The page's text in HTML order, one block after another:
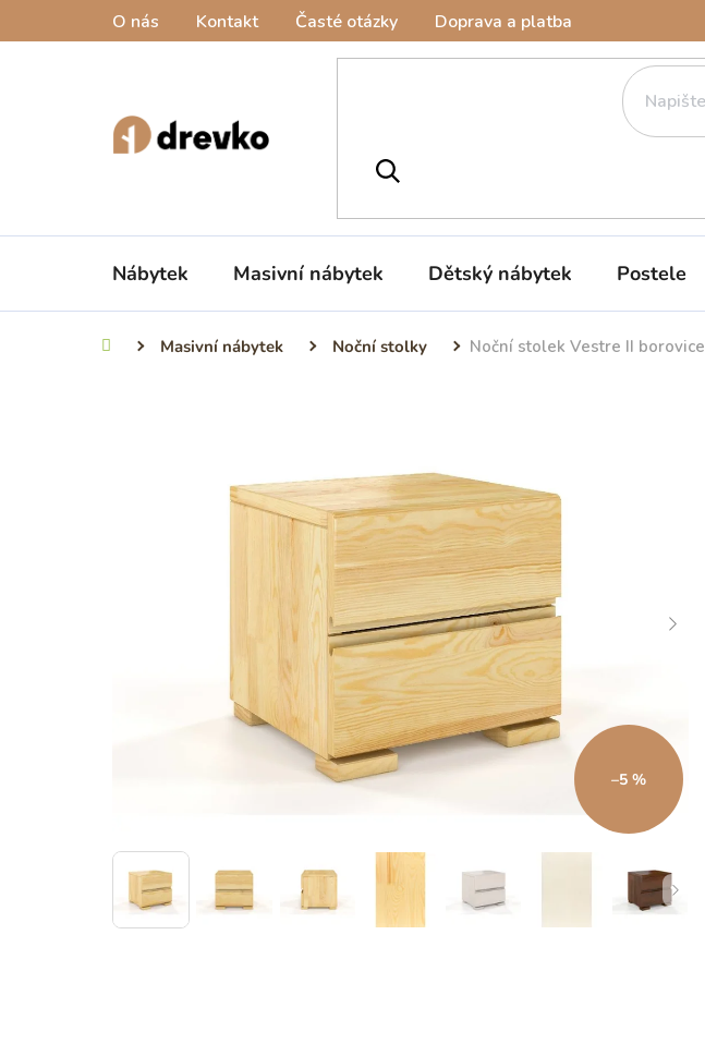
O nás Kontakt Časté otázky Doprava a platba
Nábytek Masivní nábytek Dětský nábytek Postele
Domů Masivní nábytek Noční stolky Noční stolek Vestre II borovice
–5 %